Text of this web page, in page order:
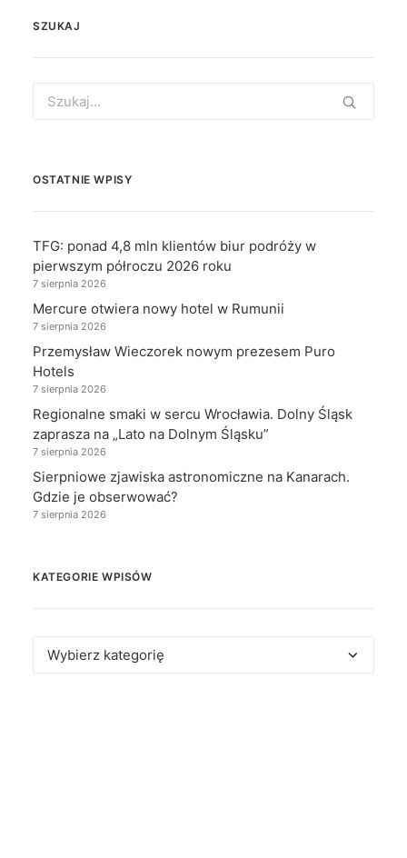
SZUKAJ
for:
OSTATNIE WPISY
TFG: ponad 4,8 mln klientów biur podróży w
pierwszym półroczu 2026 roku
7 sierpnia 2026
Mercure otwiera nowy hotel w Rumunii
7 sierpnia 2026
Przemysław Wieczorek nowym prezesem Puro
Hotels
7 sierpnia 2026
Regionalne smaki w sercu Wrocławia. Dolny Śląsk
zaprasza na „Lato na Dolnym Śląsku”
7 sierpnia 2026
Sierpniowe zjawiska astronomiczne na Kanarach.
Gdzie je obserwować?
7 sierpnia 2026
KATEGORIE WPISÓW
Kategorie